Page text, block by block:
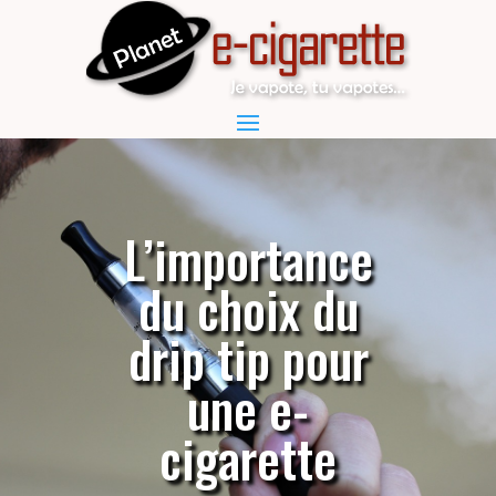
L’importance
du choix du
drip tip pour
une e-
cigarette